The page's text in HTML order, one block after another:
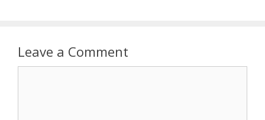
Leave a Comment